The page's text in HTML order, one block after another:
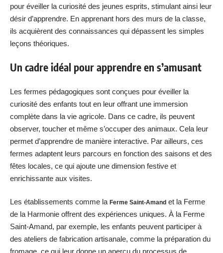
pour éveiller la curiosité des jeunes esprits, stimulant ainsi leur
désir d’apprendre. En apprenant hors des murs de la classe,
ils acquièrent des connaissances qui dépassent les simples
leçons théoriques.
Un cadre idéal pour apprendre en s’amusant
Les fermes pédagogiques sont conçues pour éveiller la
curiosité des enfants tout en leur offrant une immersion
complète dans la vie agricole. Dans ce cadre, ils peuvent
observer, toucher et même s’occuper des animaux. Cela leur
permet d’apprendre de manière interactive. Par ailleurs, ces
fermes adaptent leurs parcours en fonction des saisons et des
fêtes locales, ce qui ajoute une dimension festive et
enrichissante aux visites.
Les établissements comme la Ferme Saint-Amand et la Ferme
de la Harmonie offrent des expériences uniques. À la Ferme
Saint-Amand, par exemple, les enfants peuvent participer à
des ateliers de fabrication artisanale, comme la préparation du
fromage, ce qui leur donne un aperçu du processus de